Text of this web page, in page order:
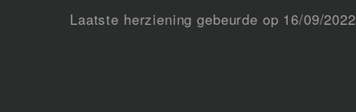
Laatste herziening gebeurde op 16/09/2022